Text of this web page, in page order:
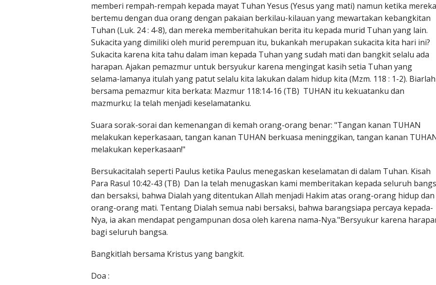
memberi rempah-rempah kepada mayat Tuhan Yesus (Yesus yang mati) namun ketika mereka
bertemu dengan dua orang dengan pakaian berkilau-kilauan yang mewartakan kebangkitan
Tuhan (Luk. 24 : 4-8), dan mereka memberitahukan berita itu kepada murid Tuhan yang lain.
Sukacita yang dimiliki oleh murid perempuan itu, bukankah merupakan sukacita kita hari ini?
Sukacita karena kita tahu dalam iman kepada Tuhan yang sudah mati dan bangkit selalu ada
harapan. Ajakan pemazmur untuk bersyukur karena mengingat kasih setia Tuhan yang
selama-lamanya itulah yang patut selalu kita lakukan dalam hidup kita (Mzm. 118 : 1-2). Biarlah
bersama pemazmur kita berkata: Mazmur 118:14-16 (TB) TUHAN itu kekuatanku dan
mazmurku; Ia telah menjadi keselamatanku.
Suara sorak-sorai dan kemenangan di kemah orang-orang benar: "Tangan kanan TUHAN
melakukan keperkasaan, tangan kanan TUHAN berkuasa meninggikan, tangan kanan
melakukan keperkasaan!"
Bersukacitalah seperti Paulus ketika Paulus menegaskan keselamatan di dalam Tuhan. Kisah
Para Rasul 10:42-43 (TB) Dan Ia telah menugaskan kami memberitakan kepada seluruh
dan bersaksi, bahwa Dialah yang ditentukan Allah menjadi Hakim atas orang-orang hidup dan
orang-orang mati. Tentang Dialah semua nabi bersaksi, bahwa barangsiapa percaya kepada-
Nya, ia akan mendapat pengampunan dosa oleh karena nama-Nya."Bersyukur karena
bagi seluruh bangsa.
Bangkitlah bersama Kristus yang bangkit.
Doa :